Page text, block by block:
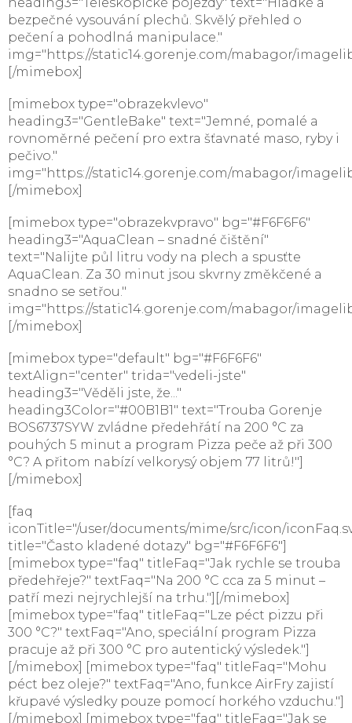
bezpečné vysouvání plechů. Skvělý přehled o
pečení a pohodlná manipulace."
img="https://static14.gorenje.com/mabagor/
[/mimebox]
[mimebox type="obrazekvlevo"
heading3="GentleBake" text="Jemné, pomalé a
rovnoměrné pečení pro extra šťavnaté maso, ryby i
pečivo."
img="https://static14.gorenje.com/mabagor/imagelib/
[/mimebox]
[mimebox type="obrazekvpravo" bg="#F6F6F6"
heading3="AquaClean – snadné čištění"
text="Nalijte půl litru vody na plech a spusťte
AquaClean. Za 30 minut jsou skvrny změkčené a
snadno se setřou."
img="https://static14.gorenje.com/mabagor/
[/mimebox]
[mimebox type="default" bg="#F6F6F6"
textAlign="center" trida="vedeli-jste"
heading3="Věděli jste, že..."
heading3Color="#00B1B1" text="Trouba Gorenje
BOS6737SYW zvládne předehřátí na 200 °C za
pouhých 5 minut a program Pizza peče až při 300
°C? A přitom nabízí velkorysý objem 77 litrů!"]
[/mimebox]
[faq
iconTitle="/user/documents/mime/src/icon/
title="Často kladené dotazy" bg="#F6F6F6"]
[mimebox type="faq" titleFaq="Jak rychle se trouba
předehřeje?" textFaq="Na 200 °C cca za 5 minut –
patří mezi nejrychlejší na trhu."][/mimebox]
[mimebox type="faq" titleFaq="Lze péct pizzu při
300 °C?" textFaq="Ano, speciální program Pizza
pracuje až při 300 °C pro autentický výsledek."]
[/mimebox] [mimebox type="faq" titleFaq="Mohu
péct bez oleje?" textFaq="Ano, funkce AirFry zajistí
křupavé výsledky pouze pomocí horkého vzduchu."]
[/mimebox] [mimebox type="faq" titleFaq="Jak se